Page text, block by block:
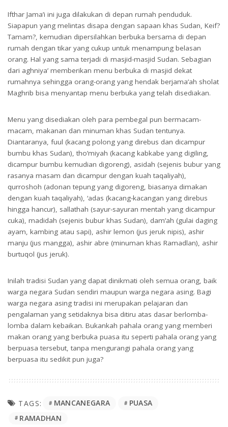
Ifthar Jama’i ini juga dilakukan di depan rumah penduduk.
Siapapun yang melintas disapa dengan sapaan khas Sudan, Keif?
Tamam?, kemudian dipersilahkan berbuka bersama di depan
rumah dengan tikar yang cukup untuk menampung belasan
orang. Hal yang sama terjadi di masjid-masjid Sudan. Sebagian
dari aghniya’ memberikan menu berbuka di masjid dekat
rumahnya sehingga orang-orang yang hendak berjama’ah sholat
Maghrib bisa menyantap menu berbuka yang telah disediakan.
Menu yang disediakan oleh para pembegal pun bermacam-
macam, makanan dan minuman khas Sudan tentunya.
Diantaranya, fuul (kacang polong yang direbus dan dicampur
bumbu khas Sudan), tho’miyah (kacang kabkabe yang digiling,
dicampur bumbu kemudian digoreng), asidah (sejenis bubur yang
rasanya masam dan dicampur dengan kuah taqaliyah),
qurroshoh (adonan tepung yang digoreng, biasanya dimakan
dengan kuah taqaliyah), ‘adas (kacang-kacangan yang direbus
hingga hancur), sallathah (sayur-sayuran mentah yang dicampur
cuka), madidah (sejenis bubur khas Sudan), dam’ah (gulai daging
ayam, kambing atau sapi), ashir lemon (jus jeruk nipis), ashir
manju (jus mangga), ashir abre (minuman khas Ramadlan), ashir
burtuqol (jus jeruk).
Inilah tradisi Sudan yang dapat dinikmati oleh semua orang, baik
warga negara Sudan sendiri maupun warga negara asing. Bagi
warga negara asing tradisi ini merupakan pelajaran dan
pengalaman yang setidaknya bisa ditiru atas dasar berlomba-
lomba dalam kebaikan. Bukankah pahala orang yang memberi
makan orang yang berbuka puasa itu seperti pahala orang yang
berpuasa tersebut, tanpa mengurangi pahala orang yang
berpuasa itu sedikit pun juga?
TAGS: MANCANEGARA
PUASA
RAMADHAN